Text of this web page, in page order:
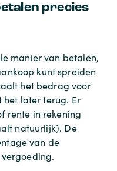
precies
manier van betalen,
kunt spreiden
het bedrag voor
later terug. Er
rente in rekening
natuurlijk). De
van de